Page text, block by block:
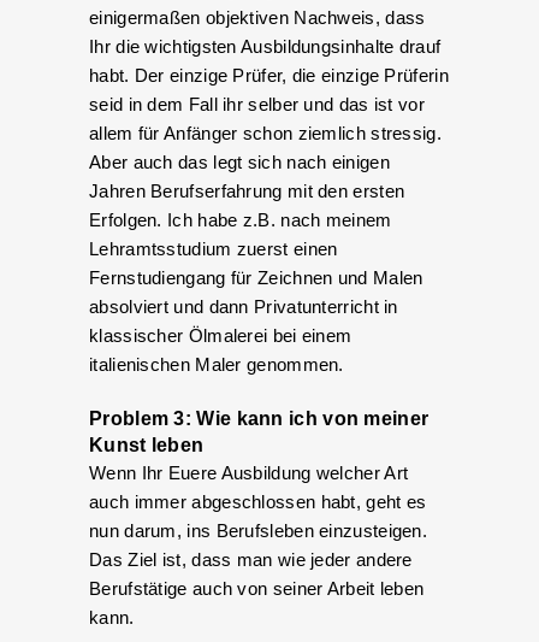
einigermaßen objektiven Nachweis, dass
Ihr die wichtigsten Ausbildungsinhalte drauf
habt. Der einzige Prüfer, die einzige Prüferin
seid in dem Fall ihr selber und das ist vor
allem für Anfänger schon ziemlich stressig.
Aber auch das legt sich nach einigen
Jahren Berufserfahrung mit den ersten
Erfolgen. Ich habe z.B. nach meinem
Lehramtsstudium zuerst einen
Fernstudiengang für Zeichnen und Malen
absolviert und dann Privatunterricht in
klassischer Ölmalerei bei einem
italienischen Maler genommen.
Problem 3: Wie kann ich von meiner
Kunst leben
Wenn Ihr Euere Ausbildung welcher Art
auch immer abgeschlossen habt, geht es
nun darum, ins Berufsleben einzusteigen.
Das Ziel ist, dass man wie jeder andere
Berufstätige auch von seiner Arbeit leben
kann.